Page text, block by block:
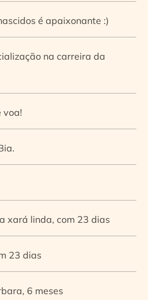
é apaixonante :)
na carreira da
voa!
xará linda, com 23 dias
23 dias
6 meses